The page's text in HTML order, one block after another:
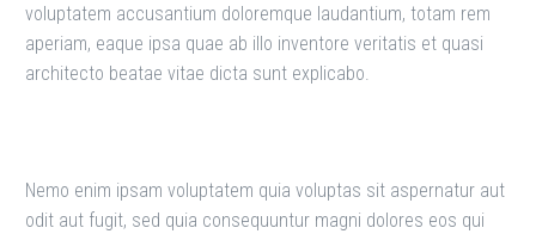
voluptatem accusantium doloremque laudantium, totam rem
aperiam, eaque ipsa quae ab illo inventore veritatis et quasi
architecto beatae vitae dicta sunt explicabo.
Nemo enim ipsam voluptatem quia voluptas sit aspernatur aut
odit aut fugit, sed quia consequuntur magni dolores eos qui